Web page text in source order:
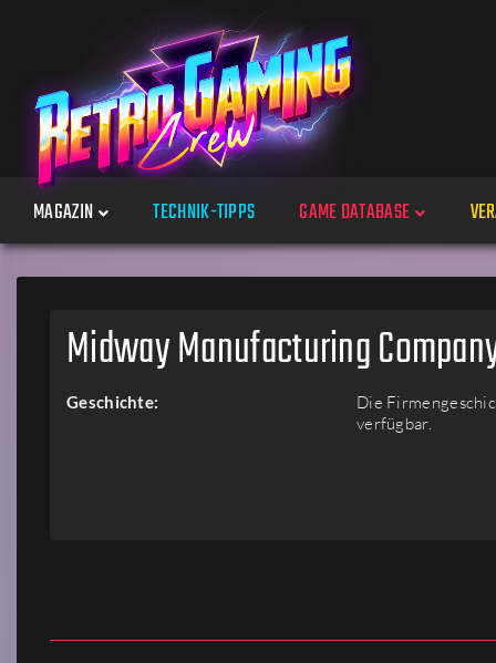
MAGAZIN TECHNIK-TIPPS GAME DATABASE
Spiele
Jahre
Plattformen
Midway Manufacturing
Geschichte:
Die
verfügbar.